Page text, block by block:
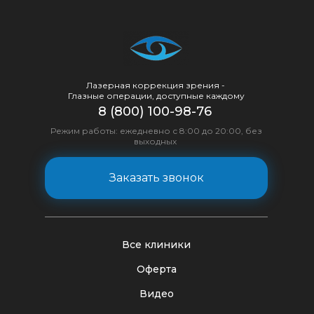
Лазерная коррекция зрения -
Глазные операции, доступные каждому
Оферта
Видео
Все клиники
8 (800) 100-98-76
Режим работы: ежедневно с 8:00 до 20:00, без
выходных
Заказать звонок